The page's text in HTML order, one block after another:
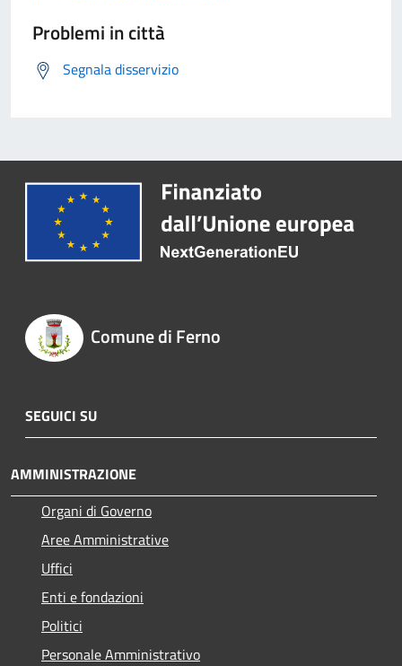
Problemi in città
Segnala disservizio
Comune di Ferno
SEGUICI SU
AMMINISTRAZIONE
Organi di Governo
Aree Amministrative
Uffici
Enti e fondazioni
Politici
Personale Amministrativo